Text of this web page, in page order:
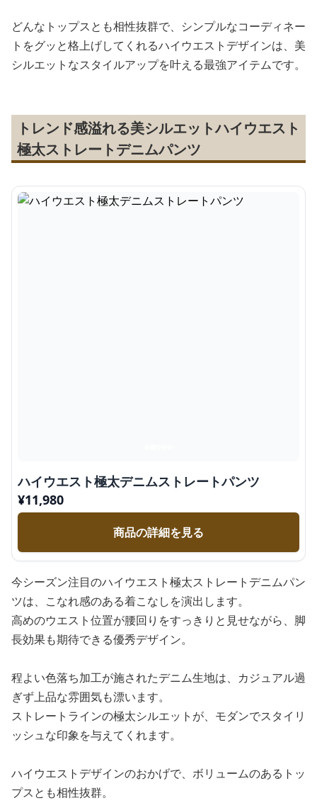
どんなトップスとも相性抜群で、シンプルなコーディネー
トをグッと格上げしてくれるハイウエストデザインは、美
シルエットなスタイルアップを叶える最強アイテムです。
トレンド感溢れる美シルエットハイウエスト
極太ストレートデニムパンツ
ハイウエスト極太デニムストレートパンツ
¥11,980
商品の詳細を見る
今シーズン注目のハイウエスト極太ストレートデニムパン
ツは、こなれ感のある着こなしを演出します。
高めのウエスト位置が腰回りをすっきりと見せながら、脚
長効果も期待できる優秀デザイン。
程よい色落ち加工が施されたデニム生地は、カジュアル過
ぎず上品な雰囲気も漂います。
ストレートラインの極太シルエットが、モダンでスタイリ
ッシュな印象を与えてくれます。
ハイウエストデザインのおかげで、ボリュームのあるトッ
プスとも相性抜群。